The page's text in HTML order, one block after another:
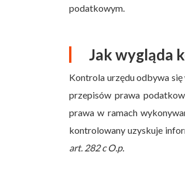
podatkowym.
Jak wygląda
Kontrola urzędu odbywa
przepisów prawa
prawa w ramach
kontrolowany uzyskuje
art. 282 c O.p.